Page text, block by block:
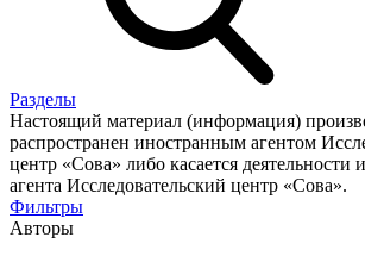
Разделы
Настоящий материал (информация)
распространен иностранным агентом
центр «Сова» либо касается деятельности
агента Исследовательский центр «Сова».
Фильтры
Авторы